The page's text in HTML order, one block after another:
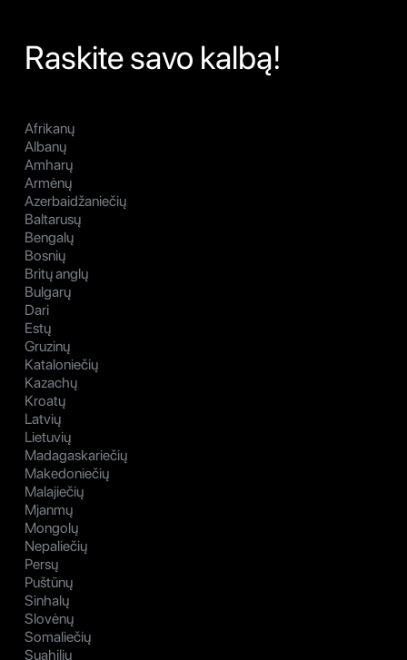
Raskite savo kalbą!
Afrikanų
Albanų
Amharų
Armėnų
Azerbaidžaniečių
Baltarusų
Bengalų
Bosnių
Britų anglų
Bulgarų
Dari
Estų
Gruzinų
Kataloniečių
Kazachų
Kroatų
Latvių
Lietuvių
Madagaskariečių
Makedoniečių
Malajiečių
Mjanmų
Mongolų
Nepaliečių
Persų
Puštūnų
Sinhalų
Slovėnų
Somaliečių
Suahilių